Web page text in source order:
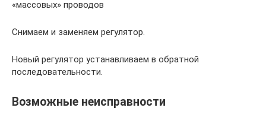
«массовых» проводов
Снимаем и заменяем регулятор.
Новый регулятор устанавливаем в обратной
последовательности.
Возможные неисправности